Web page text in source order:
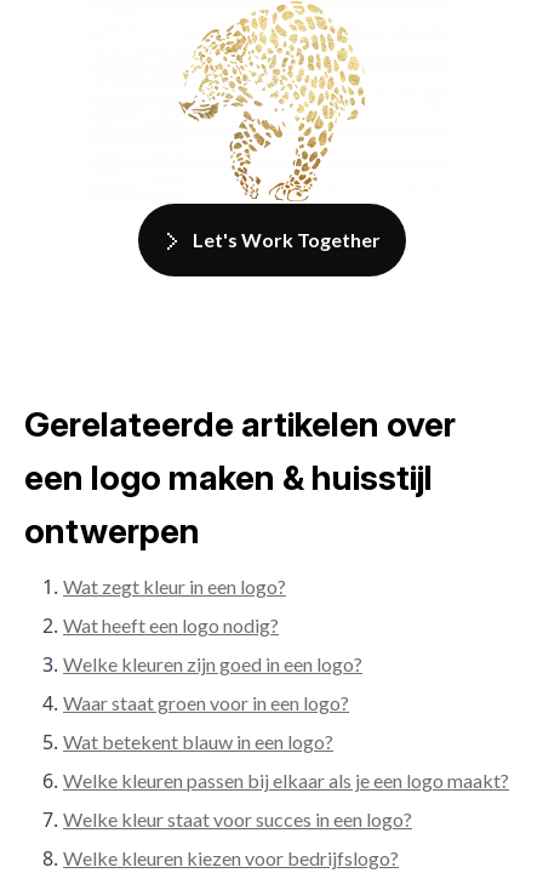
Let's Work Together
Gerelateerde artikelen over
een logo maken & huisstijl
ontwerpen
Wat zegt kleur in een logo?
Wat heeft een logo nodig?
Welke kleuren zijn goed in een logo?
Waar staat groen voor in een logo?
Wat betekent blauw in een logo?
Welke kleuren passen bij elkaar als je een logo maakt?
Welke kleur staat voor succes in een logo?
Welke kleuren kiezen voor bedrijfslogo?